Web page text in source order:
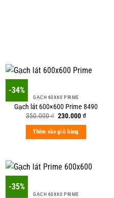
-34%
GẠCH 60X60 PRIME
Gạch lát 600×600 Prime 8490
350.000₫ Original
was:
350.000 ₫.
230.000₫Current
Thêm vào giỏ hàng
-35%
GẠCH 60X60 PRIME